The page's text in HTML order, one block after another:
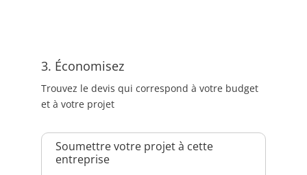
3. Économisez
Trouvez le devis qui correspond à votre budget
et à votre projet
Soumettre votre projet à cette
entreprise